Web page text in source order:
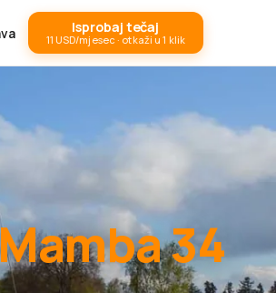
Isprobaj tečaj
11 USD/mjesec · otkaži u 1 klik
34